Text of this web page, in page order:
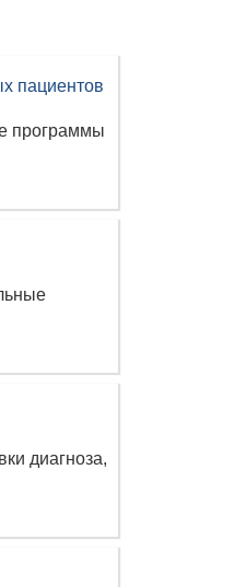
пациентов
программы
диагноза,